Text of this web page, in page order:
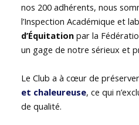
nos 200 adhérents, nous
l’Inspection Académique et
d’Équitation par la
un gage de notre sérieux et
Le Club a à cœur de
et chaleureuse, ce qui
de qualité.